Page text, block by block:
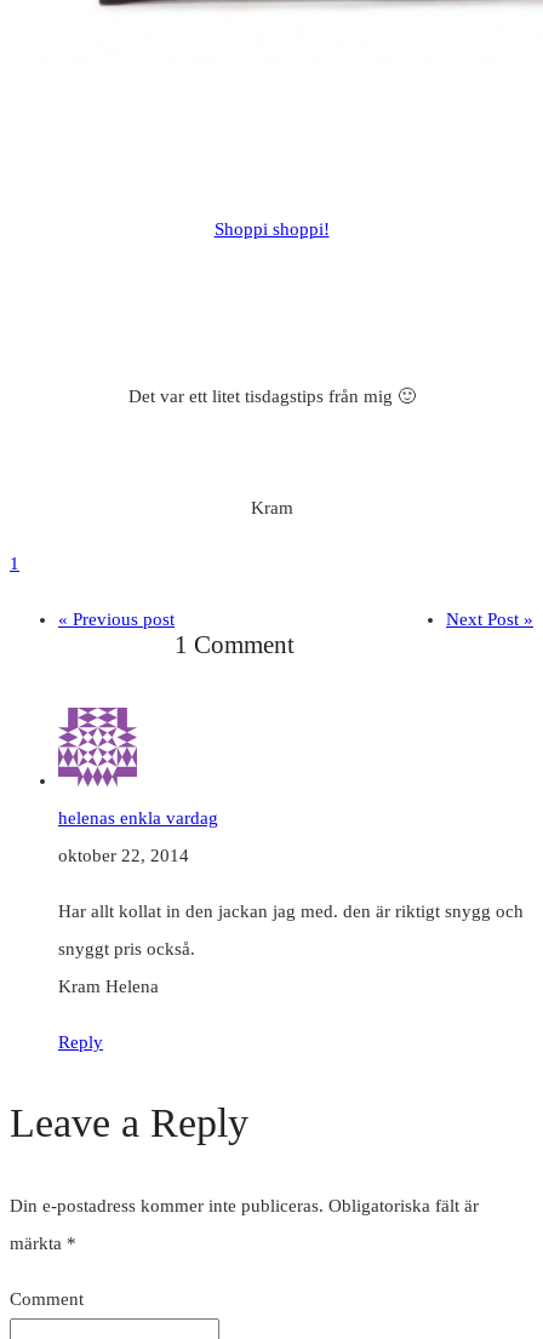
Shoppi shoppi!
Det var ett litet tisdagstips från mig 🙂
Kram
1
« Previous post Next Post »
1 Comment
helenas enkla vardag
oktober 22, 2014
Har allt kollat in den jackan jag med. den är riktigt snygg och
snyggt pris också.
Kram Helena
Reply
Leave a Reply
Din e-postadress kommer inte publiceras. Obligatoriska fält är
märkta *
Comment